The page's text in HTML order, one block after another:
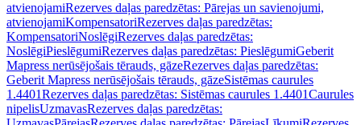
atvienojamiRezerves daļas paredzētas: Pārejas un savienojumi,
atvienojamiKompensatoriRezerves daļas paredzētas:
KompensatoriNoslēgiRezerves daļas paredzētas:
NoslēgiPieslēgumiRezerves daļas paredzētas: PieslēgumiGeberit
Mapress nerūsējošais tērauds, gāzeRezerves daļas paredzētas:
Geberit Mapress nerūsējošais tērauds, gāzeSistēmas caurules
1.4401Rezerves daļas paredzētas: Sistēmas caurules 1.4401Caurules
nipelisUzmavasRezerves daļas paredzētas: